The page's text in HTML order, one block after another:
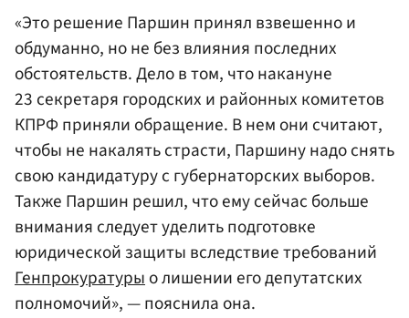
«Это решение Паршин принял взвешенно и
обдуманно, но не без влияния последних
обстоятельств. Дело в том, что накануне
23 секретаря городских и районных комитетов
КПРФ приняли обращение. В нем они считают,
чтобы не накалять страсти, Паршину надо снять
свою кандидатуру с губернаторских выборов.
Также Паршин решил, что ему сейчас больше
внимания следует уделить подготовке
юридической защиты вследствие требований
Генпрокуратурыо лишении его депутатских
полномочий», — пояснила она.